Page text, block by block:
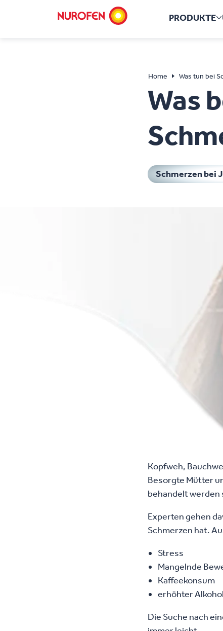
PRODUKTE
Home Was tun bei
Was
Schmerzen bei
Kopfweh,
Besorgte Mütter
behandelt werden
Experten gehen
Schmerzen hat.
Stress
Mangelnde
Kaffeekonsum
erhöhter
Die Suche nach